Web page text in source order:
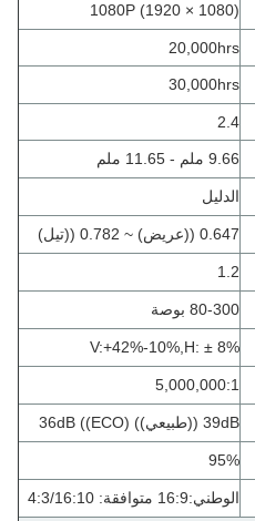
1080P (1920 × 1080)
20,000hrs
30,000hrs
2.4
9.66 ملم - 11.65 ملم
الدليل
0.647 ((عريض) ~ 0.782 ((تيل)
1.2
80-300 بوصة
V:+42%-10% H: ± 8%
5,000,000:1
39dB ((طبيعي)) 36dB ((ECO )
95%
الوطني:16:9 متوافقة: 4:3/16:10